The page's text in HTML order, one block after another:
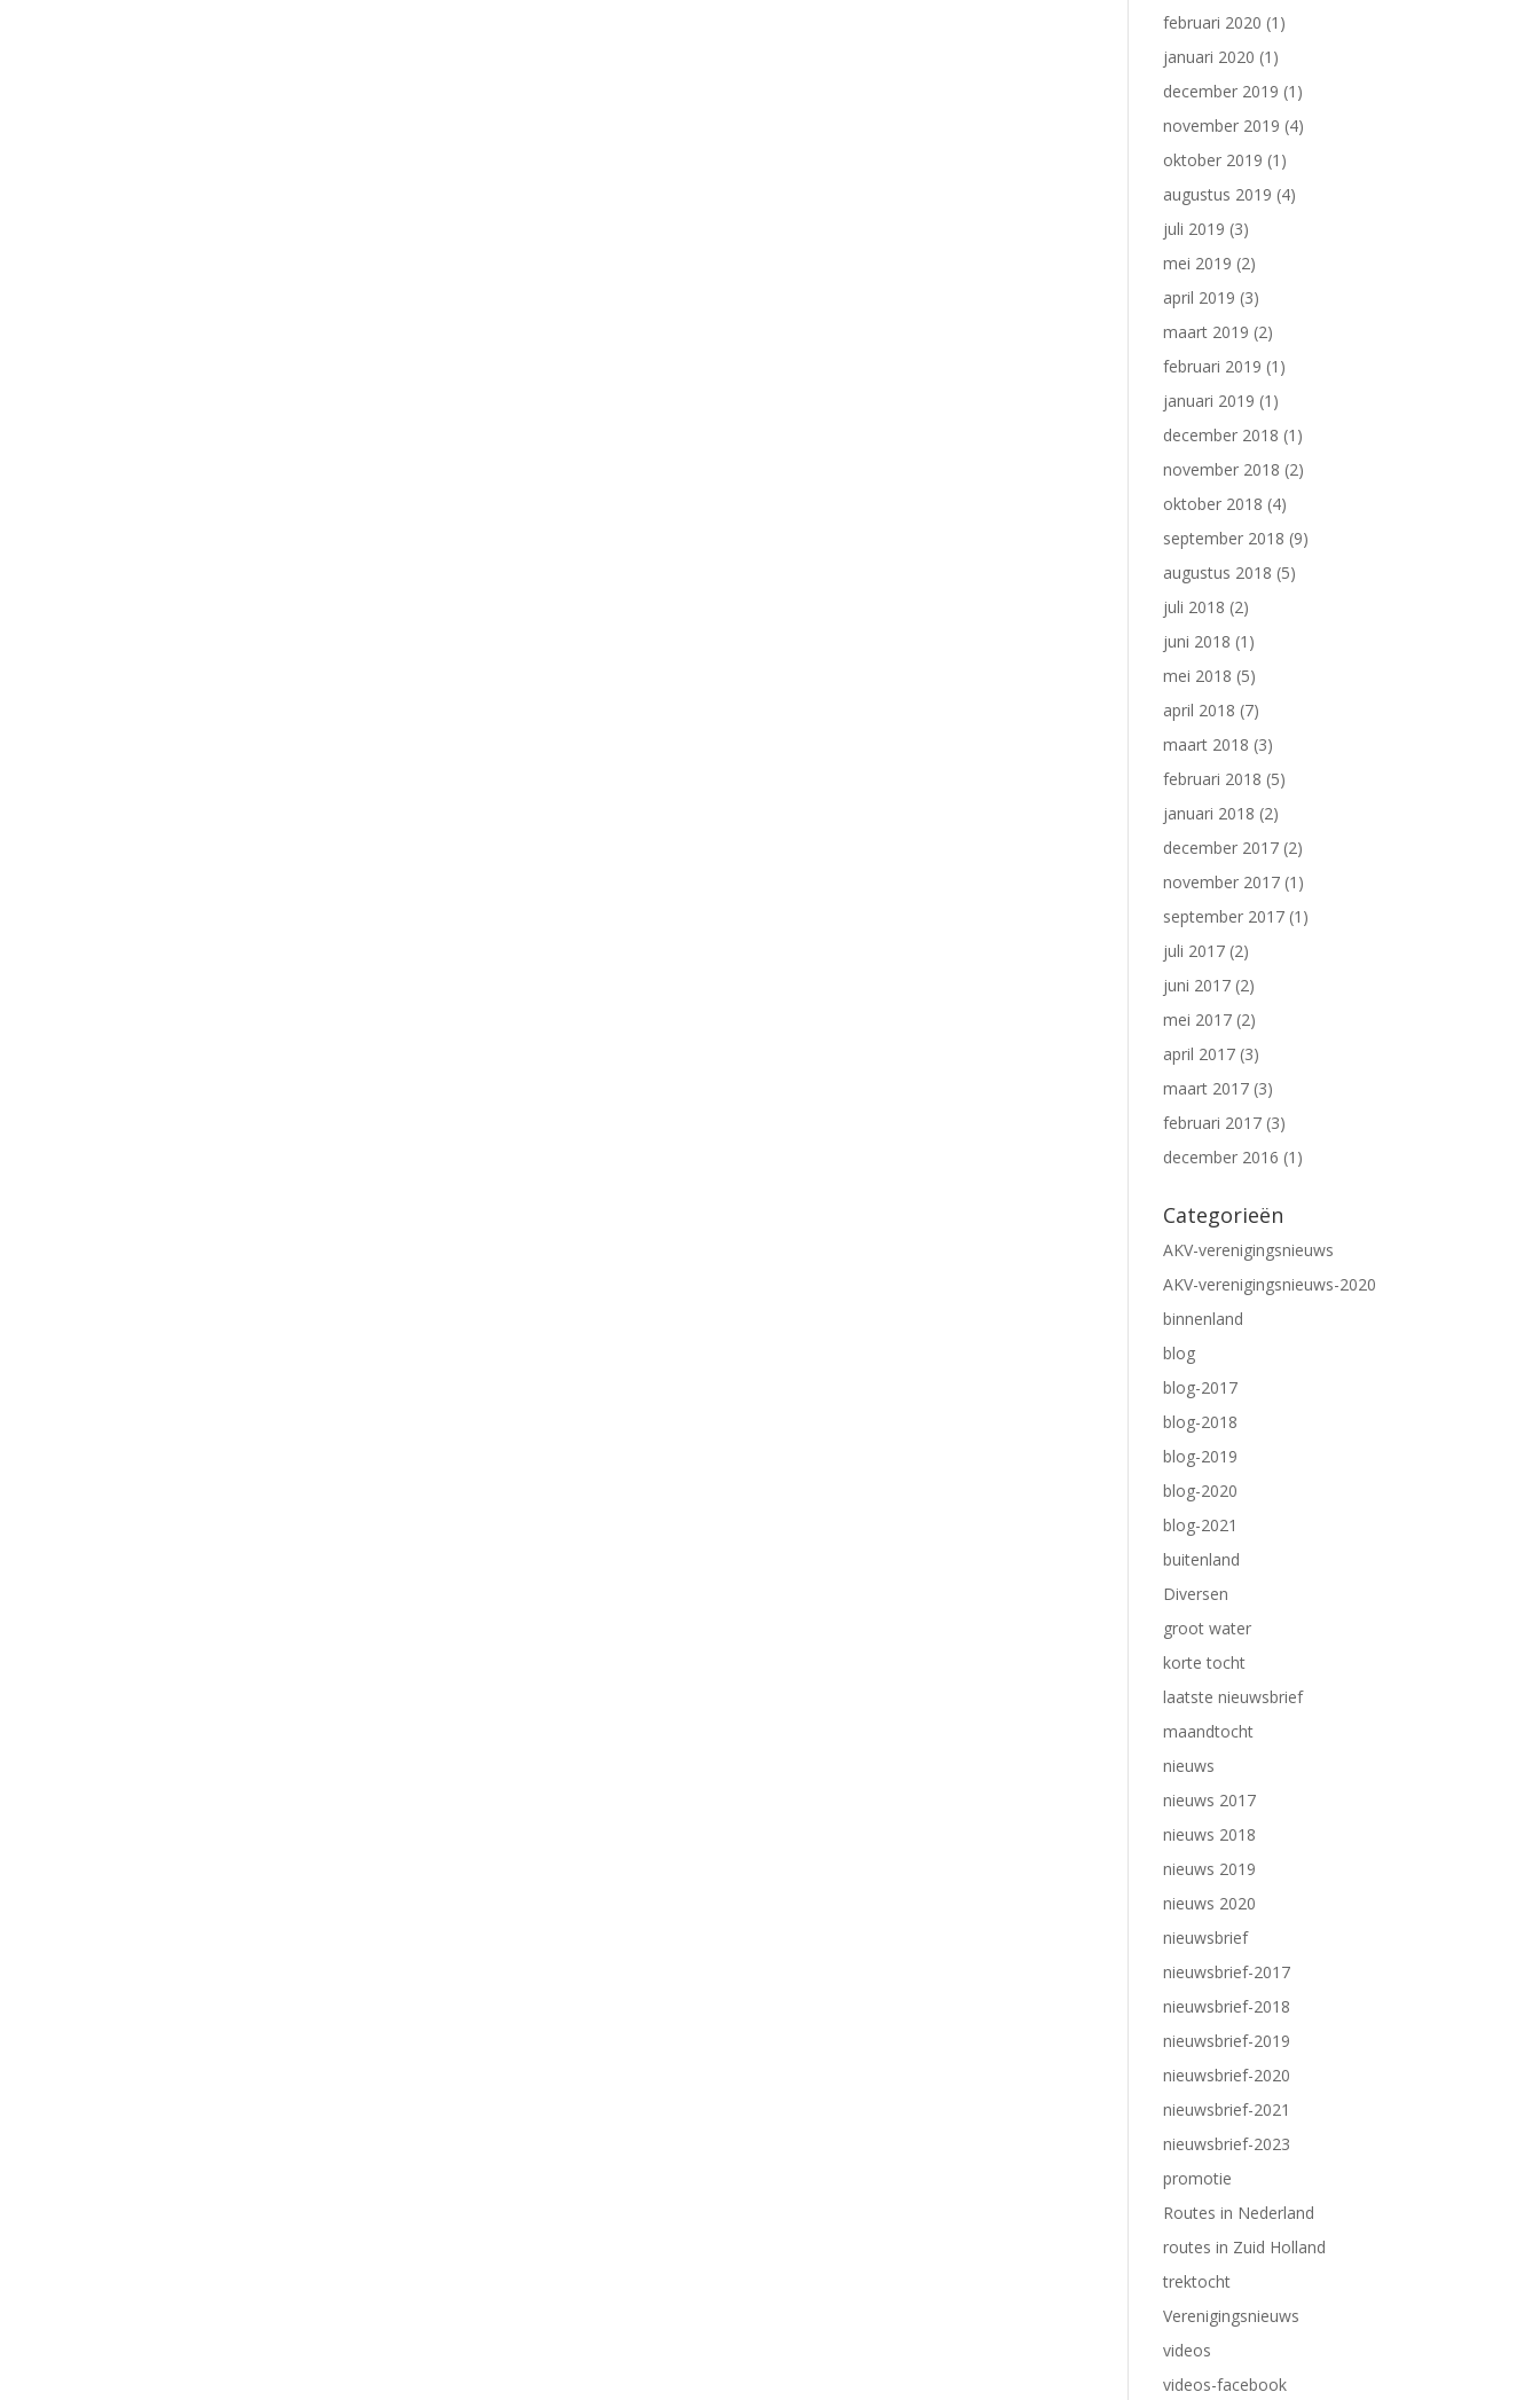
februari 2020 (1)
januari 2020 (1)
december 2019 (1)
november 2019 (4)
oktober 2019 (1)
augustus 2019 (4)
juli 2019 (3)
mei 2019 (2)
april 2019 (3)
maart 2019 (2)
februari 2019 (1)
januari 2019 (1)
december 2018 (1)
november 2018 (2)
oktober 2018 (4)
september 2018 (9)
augustus 2018 (5)
juli 2018 (2)
juni 2018 (1)
mei 2018 (5)
april 2018 (7)
maart 2018 (3)
februari 2018 (5)
januari 2018 (2)
december 2017 (2)
november 2017 (1)
september 2017 (1)
juli 2017 (2)
juni 2017 (2)
mei 2017 (2)
april 2017 (3)
maart 2017 (3)
februari 2017 (3)
december 2016 (1)
Categorieën
AKV-verenigingsnieuws
AKV-verenigingsnieuws-2020
binnenland
blog
blog-2017
blog-2018
blog-2019
blog-2020
blog-2021
buitenland
Diversen
groot water
korte tocht
laatste nieuwsbrief
maandtocht
nieuws
nieuws 2017
nieuws 2018
nieuws 2019
nieuws 2020
nieuwsbrief
nieuwsbrief-2017
nieuwsbrief-2018
nieuwsbrief-2019
nieuwsbrief-2020
nieuwsbrief-2021
nieuwsbrief-2023
promotie
Routes in Nederland
routes in Zuid Holland
trektocht
Verenigingsnieuws
videos
videos-facebook